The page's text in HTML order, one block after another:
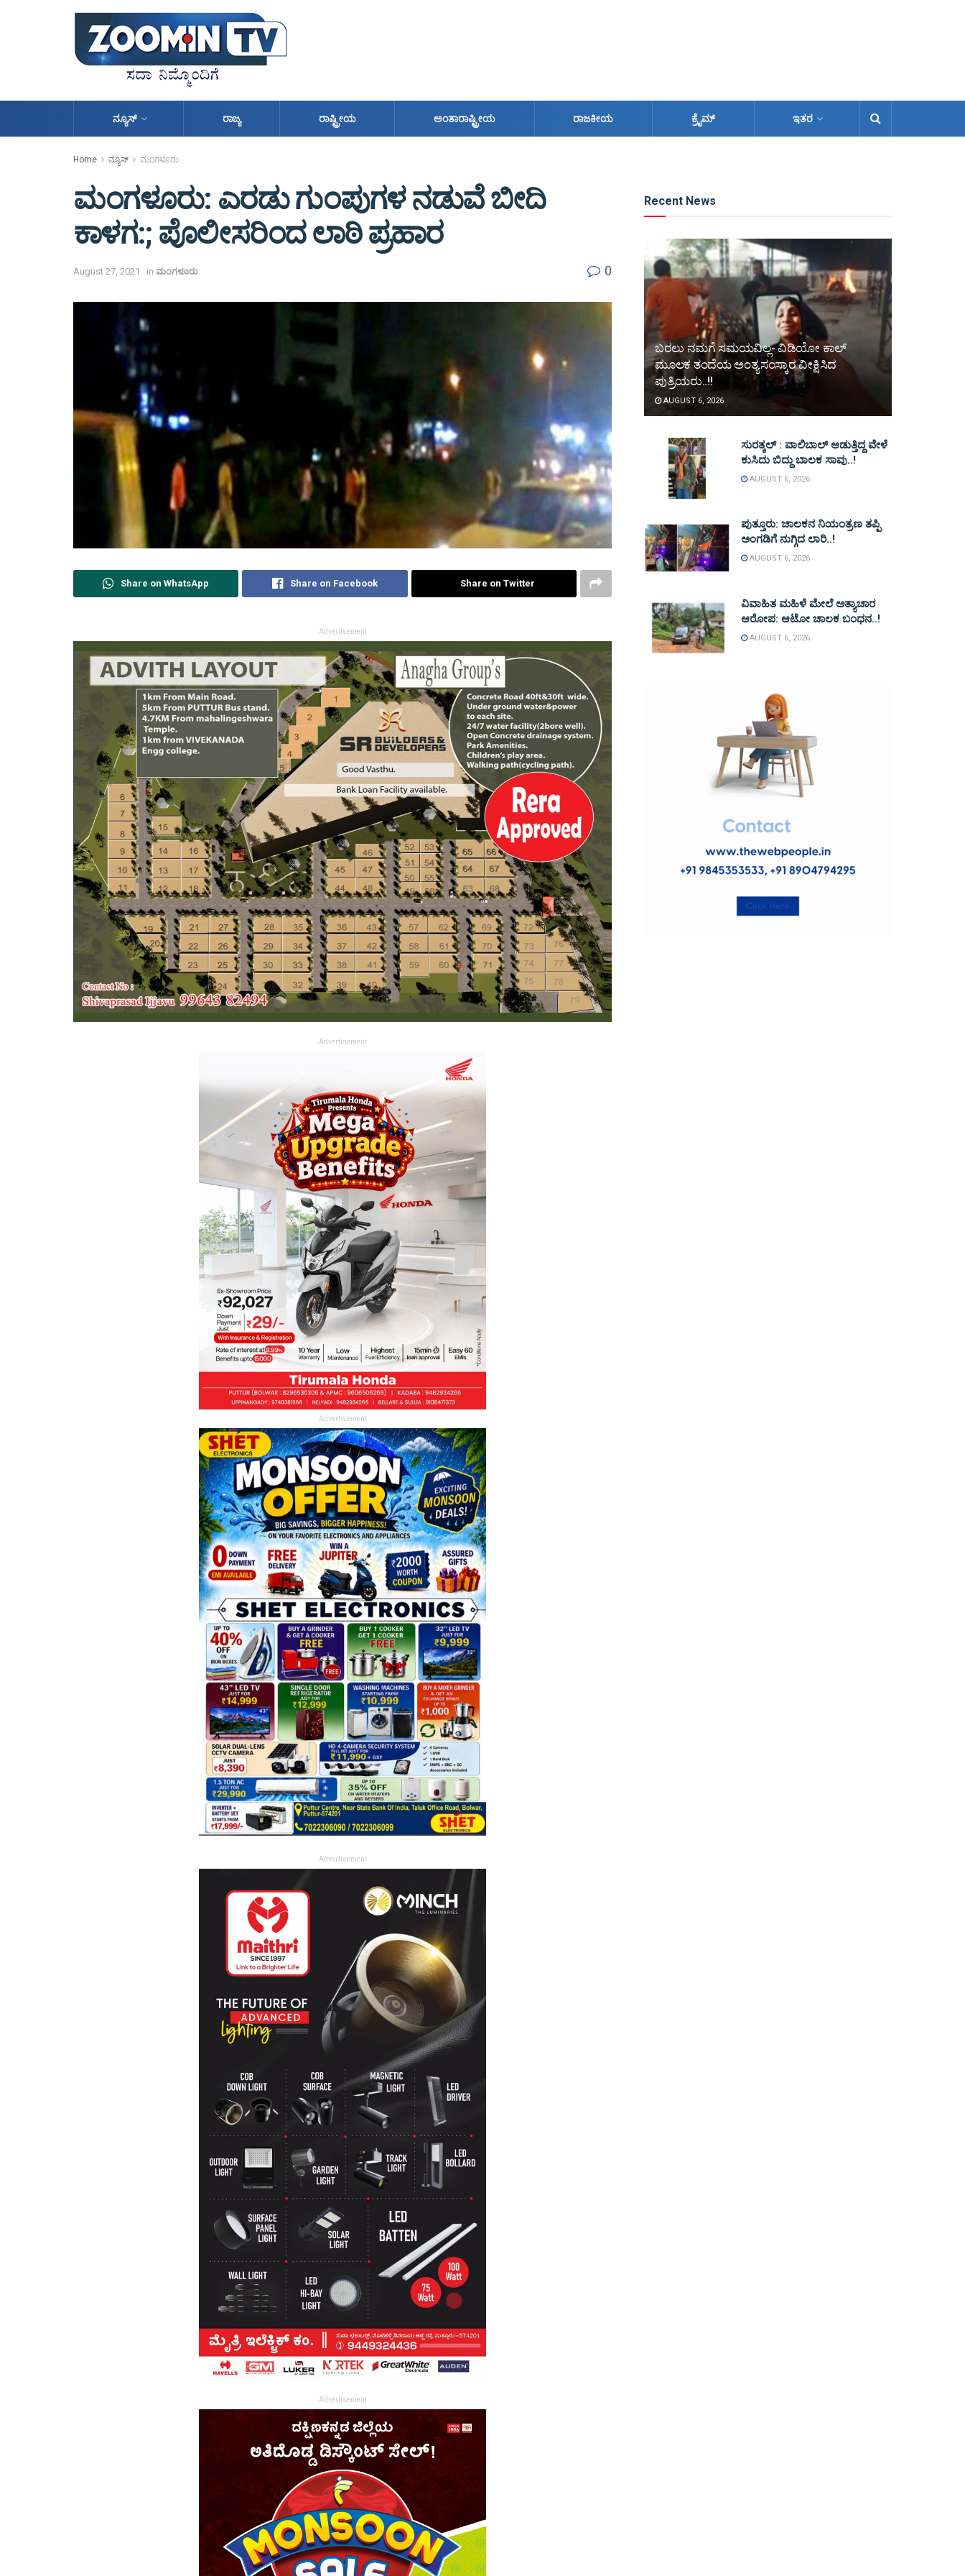
ನ್ಯೂಸ್ ರಾಜ್ಯ ರಾಷ್ಟ್ರೀಯ ಅಂತಾರಾಷ್ಟ್ರೀಯ ರಾಜಕೀಯ ಕ್ರೈಮ್ ಇತರ
Home ನ್ಯೂಸ್ ಮಂಗಳೂರು
ಮಂಗಳೂರು: ಎರಡು ಗುಂಪುಗಳ ನಡುವೆ ಬೀದಿ
ಕಾಳಗ:; ಪೊಲೀಸರಿಂದ ಲಾಠಿ ಪ್ರಹಾರ
August 27, 2021 in ಮಂಗಳೂರು 0
Share on WhatsApp Share on Facebook Share on Twitter
Advertisement
Advertisement
Advertisement
Advertisement
Advertisement
Recent News
ಬರಲು ನಮಗೆ ಸಮಯವಿಲ್ಲ- ವಿಡಿಯೋ ಕಾಲ್
ಮೂಲಕ ತಂದೆಯ ಅಂತ್ಯಸಂಸ್ಕಾರ ವೀಕ್ಷಿಸಿದ
ಪುತ್ರಿಯರು..!!
AUGUST 6, 2026
ಸುರತ್ಕಲ್ : ವಾಲಿಬಾಲ್ ಆಡುತ್ತಿದ್ದ ವೇಳೆ
ಕುಸಿದು ಬಿದ್ದು ಬಾಲಕ ಸಾವು..!
AUGUST 6, 2026
ಪುತ್ತೂರು: ಚಾಲಕನ ನಿಯಂತ್ರಣ ತಪ್ಪಿ
ಅಂಗಡಿಗೆ ನುಗ್ಗಿದ ಲಾರಿ..!
AUGUST 6, 2026
ವಿವಾಹಿತ ಮಹಿಳೆ ಮೇಲೆ ಅತ್ಯಾಚಾರ
ಆರೋಪ: ಆಟೋ ಚಾಲಕ ಬಂಧನ..!
AUGUST 6, 2026